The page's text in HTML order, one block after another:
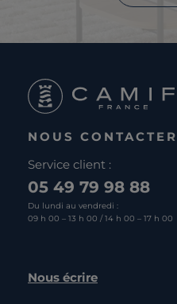
NOUS CONTACTER
Service client :
05 49 79 98 88
Du lundi au vendredi :
09 h 00 – 13 h 00 / 14 h 00 – 17 h 00
Nous écrire